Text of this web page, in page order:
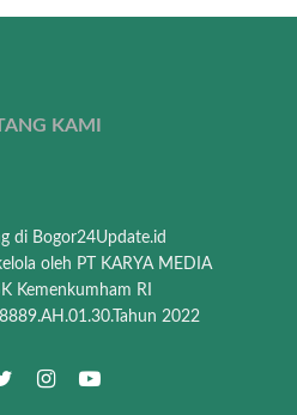
KAMI
di Bogor24Update.id
oleh PT KARYA MEDIA
Kemenkumham RI
2022